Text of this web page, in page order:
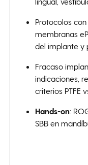
Protocolos
membranas
del implante y
Fracaso
indicaciones,
criterios PTFE
Hands-on:
SBB en